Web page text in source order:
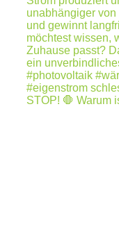
STOP! 🛑 Warum